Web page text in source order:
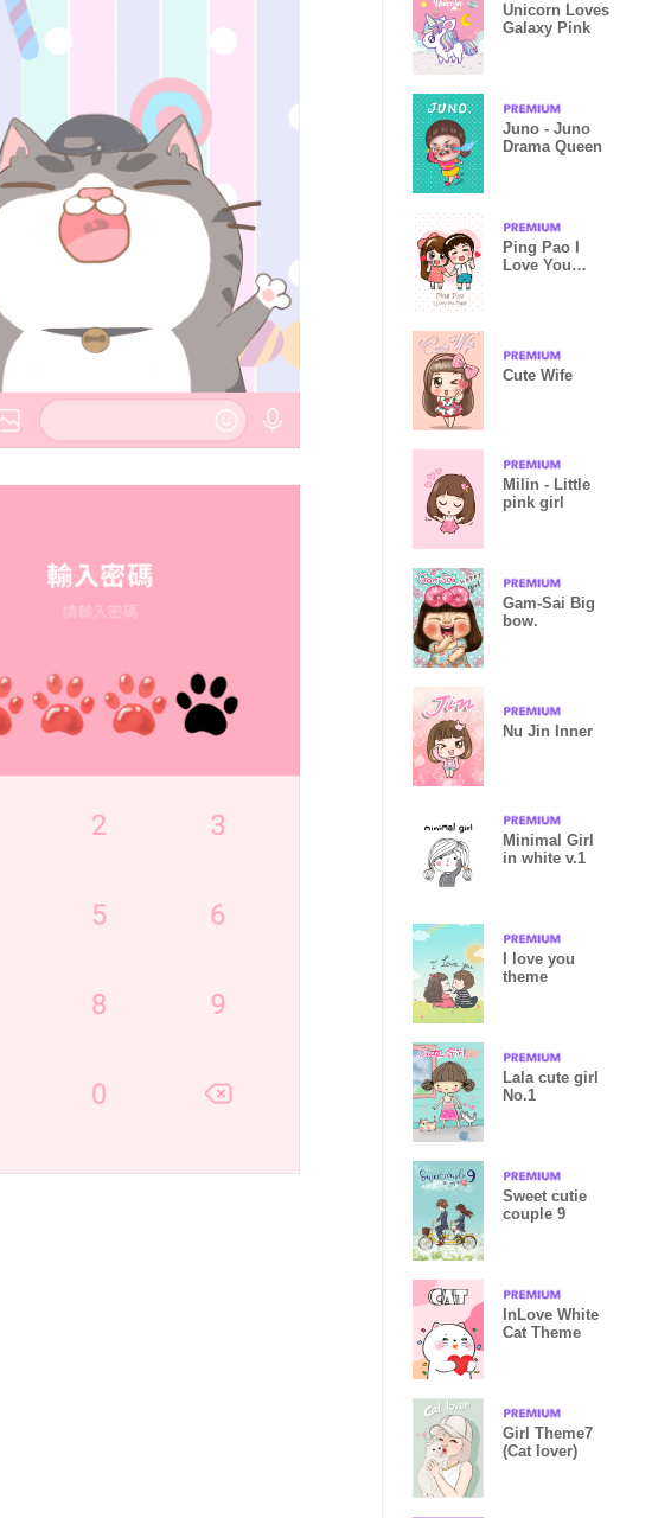
Unicorn Loves
Galaxy Pink
Juno - Juno
Drama Queen
Ping Pao I
Love You
Cute Wife
Milin - Little
pink girl
Gam-Sai Big
bow.
Nu Jin Inner
Minimal Girl
in white v.1
I love you
theme
Lala cute girl
No.1
Sweet cutie
couple 9
InLove White
Cat Theme
Girl Theme7
(Cat lover)